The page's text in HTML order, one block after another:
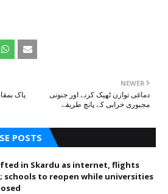
NEWER
دماغی توازن ٹھیک کرنے اور جنونی
مجبوری خرابی کے پانچ طریقے
پاک
POSTS
in Skardu as internet, flights
schools to reopen while universities